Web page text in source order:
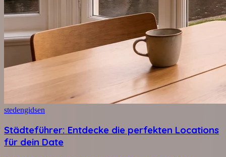
stedengidsen
Städteführer: Entdecke die perfekten Locations
für dein Date